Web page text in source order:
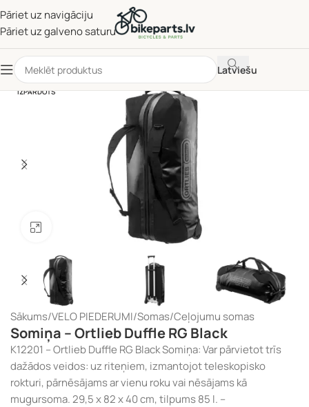
Pāriet uz navigāciju
Pāriet uz galveno saturu
Latviešu
IZPĀRDOTS
Noklikšķiniet, lai palielinātu
Sākums/VELO PIEDERUMI/Somas/Ceļojumu somas
Somiņa – Ortlieb Duffle RG Black
K12201 – Ortlieb Duffle RG Black Somiņa: Var pārvietot trīs
dažādos veidos: uz riteņiem, izmantojot teleskopisko
rokturi, pārnēsājams ar vienu roku vai nēsājams kā
mugursoma. 29,5 x 82 x 40 cm, tilpums 85 l. –